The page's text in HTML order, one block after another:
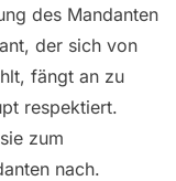
des Mandanten
der sich von
fängt an zu
respektiert.
zum
nach.